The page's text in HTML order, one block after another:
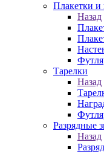
Плакетки и
Назад
Тарелки
Назад
Разрядные
Назад